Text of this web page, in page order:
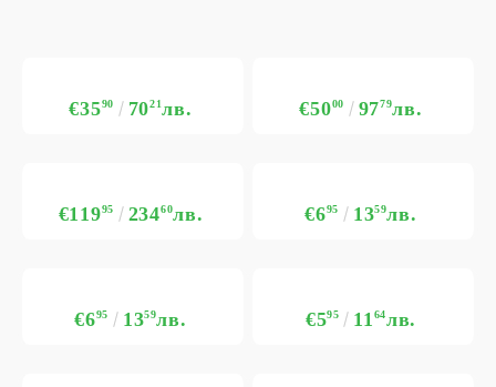
€3590 7021лв. €5000 9779лв.
€11995 23460лв. €695 1359лв.
€695 1359лв. €595 11 64лв.